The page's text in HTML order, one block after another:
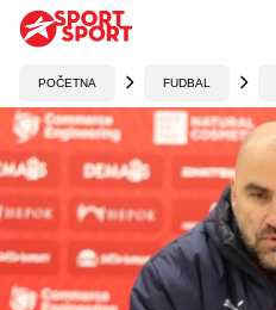
POČETNA FUDBAL